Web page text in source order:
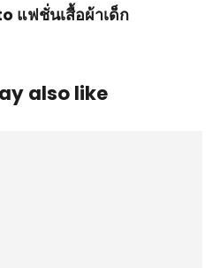
แฟชั่นเสื้อผ้าเด็ก
also like